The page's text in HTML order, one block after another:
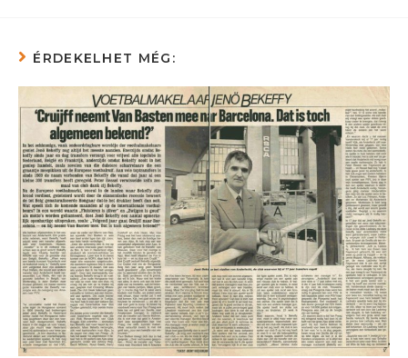
ÉRDEKELHET MÉG: